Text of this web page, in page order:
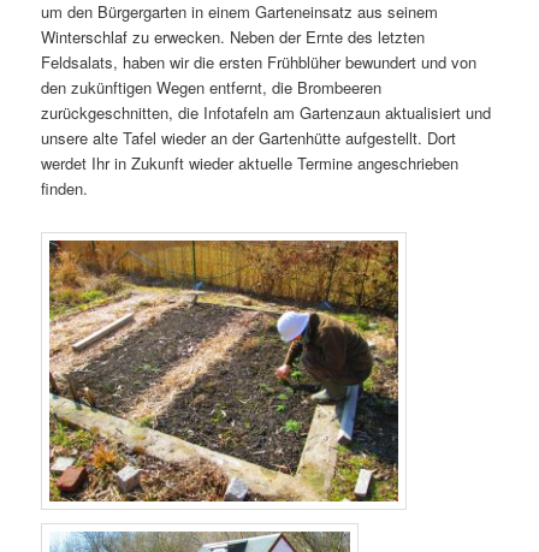
um den Bürgergarten in einem Garteneinsatz aus seinem
Winterschlaf zu erwecken. Neben der Ernte des letzten
Feldsalats, haben wir die ersten Frühblüher bewundert und von
den zukünftigen Wegen entfernt, die Brombeeren
zurückgeschnitten, die Infotafeln am Gartenzaun aktualisiert und
unsere alte Tafel wieder an der Gartenhütte aufgestellt. Dort
werdet Ihr in Zukunft wieder aktuelle Termine angeschrieben
finden.